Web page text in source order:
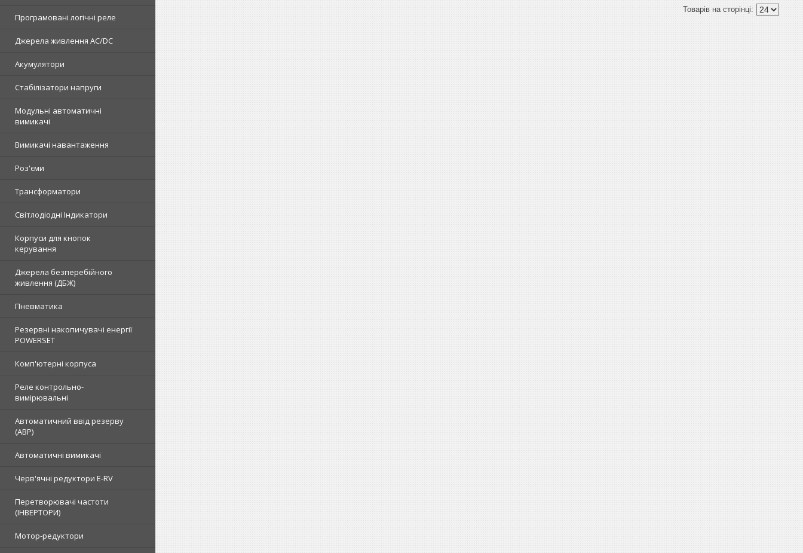
Програмовані логічні реле
Джерела живлення AC/DC
Акумулятори
Стабілізатори напруги
Модульні автоматичні
вимикачі
Вимикачі навантаження
Роз'єми
Трансформатори
Світлодіодні Індикатори
Корпуси для кнопок
керування
Джерела безперебійного
живлення (ДБЖ)
Пневматика
Резервні накопичувачі енергії
POWERSET
Комп'ютерні корпуса
Реле контрольно-
вимірювальні
Автоматичний ввід резерву
(АВР)
Автоматичні вимикачі
Черв'ячні редуктори E-RV
Перетворювачі частоти
(ІНВЕРТОРИ)
Мотор-редуктори